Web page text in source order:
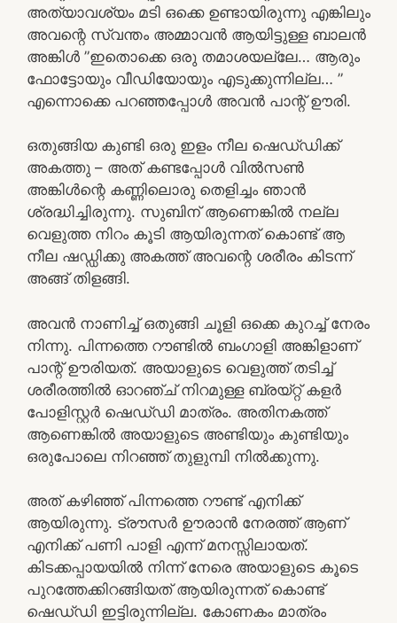
അത്യാവശ്യം മടി ഒക്കെ ഉണ്ടായിരുന്നു എങ്കിലും
അവന്റെ സ്വന്തം അമ്മാവൻ ആയിട്ടുള്ള ബാലൻ
അങ്കിൾ ”ഇതൊക്കെ ഒരു തമാശയല്ലേ… ആരും
ഫോട്ടോയും വീഡിയോയും എടുക്കുന്നില്ല… ”
എന്നൊക്കെ പറഞ്ഞപ്പോൾ അവൻ പാന്റ് ഊരി.
ഒതുങ്ങിയ കുണ്ടി ഒരു ഇളം നീല ഷെഡ്‌ഡിക്ക്
അകത്തു – അത് കണ്ടപ്പോൾ വിൽസൺ
അങ്കിൾന്റെ കണ്ണിലൊരു തെളിച്ചം ഞാൻ
ശ്രദ്ധിച്ചിരുന്നു. സുബിന് ആണെങ്കിൽ നല്ല
വെളുത്ത നിറം കൂടി ആയിരുന്നത് കൊണ്ട് ആ
നീല ഷഡ്ഡിക്കു അകത്ത് അവന്റെ ശരീരം കിടന്ന്
അങ്ങ് തിളങ്ങി.
അവൻ നാണിച്ച് ഒതുങ്ങി ചൂളി ഒക്കെ കുറച്ച് നേരം
നിന്നു. പിന്നത്തെ റൗണ്ടിൽ ബംഗാളി അങ്കിളാണ്
പാന്റ് ഊരിയത്. അയാളുടെ വെളുത്ത് തടിച്ച്
ശരീരത്തിൽ ഓറഞ്ച് നിറമുള്ള ബ്രയ്റ്റ് കളർ
പോളിസ്റ്റർ ഷെഡ്‌ഡി മാത്രം. അതിനകത്ത്
ആണെങ്കിൽ അയാളുടെ അണ്ടിയും കുണ്ടിയും
ഒരുപോലെ നിറഞ്ഞ് തുളുമ്പി നിൽക്കുന്നു.
അത് കഴിഞ്ഞ് പിന്നത്തെ റൗണ്ട് എനിക്ക്
ആയിരുന്നു. ട്രൗസർ ഊരാൻ നേരത്ത് ആണ്
എനിക്ക് പണി പാളി എന്ന് മനസ്സിലായത്.
കിടക്കപ്പായയിൽ നിന്ന് നേരെ അയാളുടെ കൂടെ
പുറത്തേക്കിറങ്ങിയത് ആയിരുന്നത് കൊണ്ട്
ഷെഡ്‌ഡി ഇട്ടിരുന്നില്ല. കോണകം മാത്രം